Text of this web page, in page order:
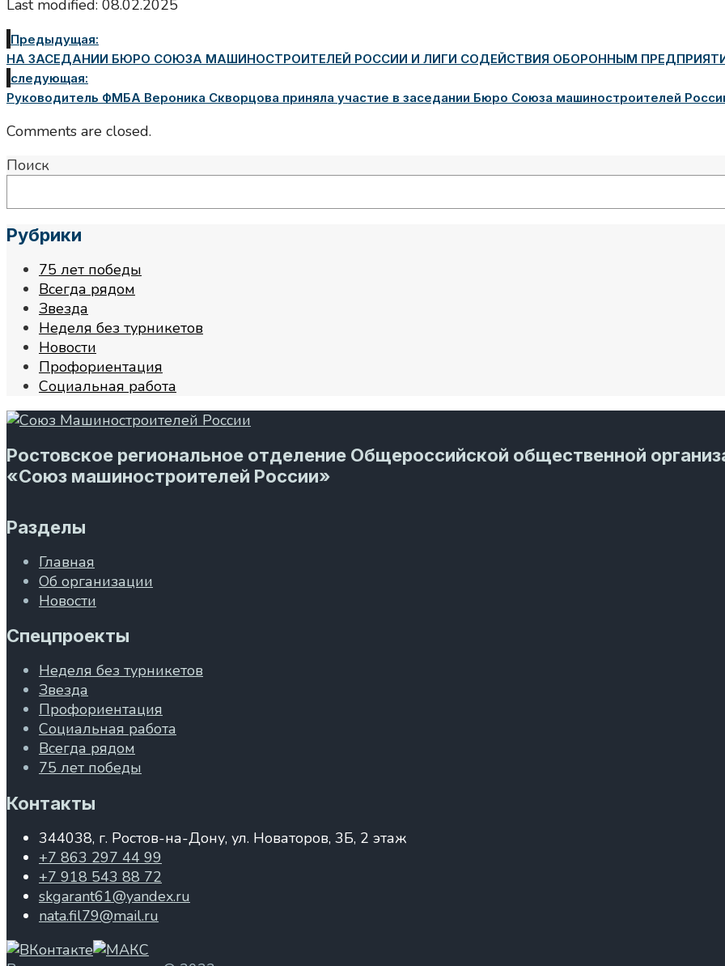
Last modified: 08.02.2025
Предыдущая:
НА ЗАСЕДАНИИ БЮРО СОЮЗА МАШИНОСТРОИТЕЛЕЙ РОССИИ И ЛИГИ СОДЕЙСТВИЯ ОБОРОННЫМ
следующая:
Руководитель ФМБА Вероника Скворцова приняла участие в заседании Бюро Союза машиностроителей
Comments are closed.
Поиск
Рубрики
75 лет победы
Всегда рядом
Звезда
Неделя без турникетов
Новости
Профориентация
Социальная работа
Ростовское региональное отделение Общероссийской общественной
«Союз машиностроителей России»
Разделы
Главная
Об организации
Новости
Спецпроекты
Неделя без турникетов
Звезда
Профориентация
Социальная работа
Всегда рядом
75 лет победы
Контакты
344038, г. Ростов-на-Дону, ул. Новаторов, 3Б, 2 этаж
+7 863 297 44 99
+7 918 543 88 72
skgarant61@yandex.ru
nata.fil79@mail.ru